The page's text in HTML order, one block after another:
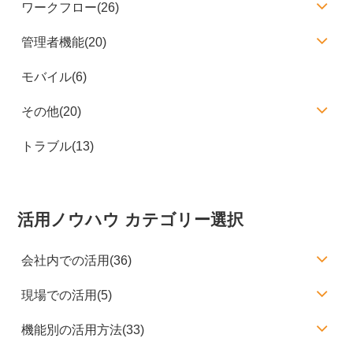
ワークフロー(26)
管理者機能(20)
モバイル(6)
その他(20)
トラブル(13)
活用ノウハウ カテゴリー選択
会社内での活用(36)
現場での活用(5)
機能別の活用方法(33)